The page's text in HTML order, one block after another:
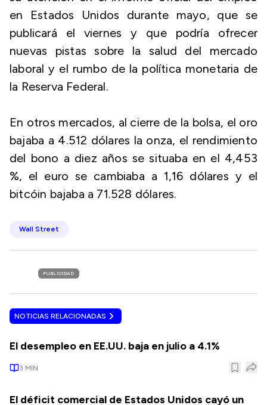
en Estados Unidos durante mayo, que se
publicará el viernes y que podría ofrecer
nuevas pistas sobre la salud del mercado
laboral y el rumbo de la política monetaria de
la Reserva Federal.
En otros mercados, al cierre de la bolsa, el oro
bajaba a 4.512 dólares la onza, el rendimiento
del bono a diez años se situaba en el 4,453
%, el euro se cambiaba a 1,16 dólares y el
bitcóin bajaba a 71.528 dólares.
Wall Street
PUBLICIDAD
NOTICIAS RELACIONADAS
El desempleo en EE.UU. baja en julio a 4.1%
3 MIN
El déficit comercial de Estados Unidos cayó un